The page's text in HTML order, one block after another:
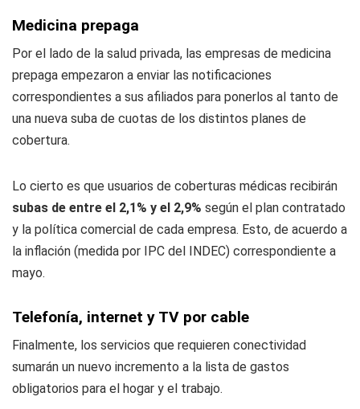
Medicina prepaga
Por el lado de la salud privada, las empresas de medicina
prepaga empezaron a enviar las notificaciones
correspondientes a sus afiliados para ponerlos al tanto de
una nueva suba de cuotas de los distintos planes de
cobertura.
Lo cierto es que usuarios de coberturas médicas recibirán
subas de entre el 2,1% y el 2,9% según el plan contratado
y la política comercial de cada empresa. Esto, de acuerdo a
la inflación (medida por IPC del INDEC) correspondiente a
mayo.
Telefonía, internet y TV por cable
Finalmente, los servicios que requieren conectividad
sumarán un nuevo incremento a la lista de gastos
obligatorios para el hogar y el trabajo.